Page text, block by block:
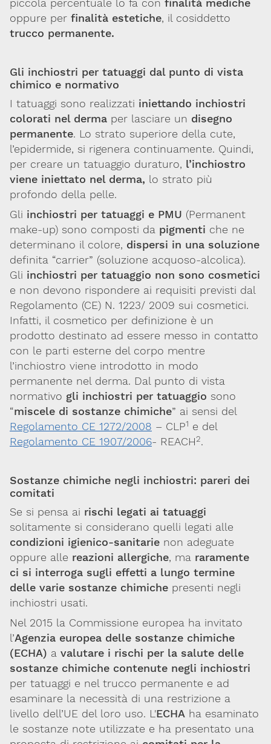
piccola percentuale lo fa con finalità mediche
oppure per finalità estetiche, il cosiddetto
trucco permanente.
Gli inchiostri per tatuaggi dal punto di vista
chimico e normativo
I tatuaggi sono realizzati iniettando inchiostri
colorati nel derma per lasciare un disegno
permanente. Lo strato superiore della cute,
l’epidermide, si rigenera continuamente. Quindi,
per creare un tatuaggio duraturo, l’inchiostro
viene iniettato nel derma, lo strato più
profondo della pelle.
Gli inchiostri per tatuaggi e PMU (Permanent
make-up) sono composti da pigmenti che ne
determinano il colore, dispersi in una soluzione
definita “carrier” (soluzione acquoso-alcolica).
Gli inchiostri per tatuaggio non sono cosmetici
e non devono rispondere ai requisiti previsti dal
Regolamento (CE) N. 1223/ 2009 sui cosmetici.
Infatti, il cosmetico per definizione è un
prodotto destinato ad essere messo in contatto
con le parti esterne del corpo mentre
l’inchiostro viene introdotto in modo
permanente nel derma. Dal punto di vista
normativo gli inchiostri per tatuaggio sono
“miscele di sostanze chimiche” ai sensi del
Regolamento CE 1272/2008 – CLP1 e del
Regolamento CE 1907/2006- REACH2.
Sostanze chimiche negli inchiostri: pareri dei
comitati
Se si pensa ai rischi legati ai tatuaggi
solitamente si considerano quelli legati alle
condizioni igienico-sanitarie non adeguate
oppure alle reazioni allergiche, ma raramente
ci si interroga sugli effetti a lungo termine
delle varie sostanze chimiche presenti negli
inchiostri usati.
Nel 2015 la Commissione europea ha invitato
l’Agenzia europea delle sostanze chimiche
(ECHA) a valutare i rischi per la salute delle
sostanze chimiche contenute negli inchiostri
per tatuaggi e nel trucco permanente e ad
esaminare la necessità di una restrizione a
livello dell’UE del loro uso. L'ECHA ha esaminato
le sostanze note utilizzate e ha presentato una
Link utili
La Società
Lavoro e Studio Blog English
Cookie Policy Privacy Policy Archivio
Disclaimer
Il contenuto di questo sito è da intendersi a scopo puramente
informativo. La Società Italiana di Tossicologia (SITOX) non
accetta alcuna responsabilità riguardo a possibili errori,
dimenticanze o cattive interpretazioni presenti in queste pagine
o in quelle cui si fa riferimento.
Per maggiori informazioni e
approfondimenti
CONTATTACI
Dona il 5 per 1000 a SITOX SCOPRI DI PIU